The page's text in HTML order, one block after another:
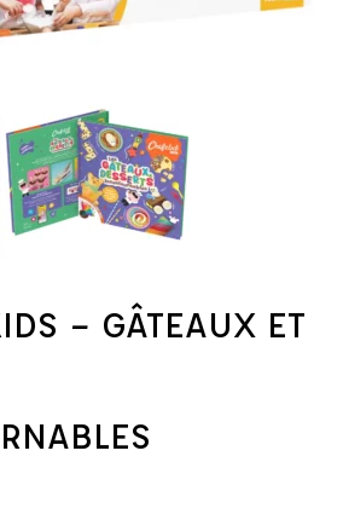
– GÂTEAUX ET